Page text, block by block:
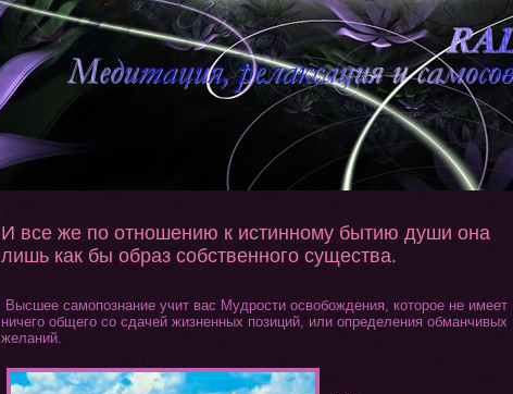
И все же по отношению к истинному бытию души она
лишь как бы образ собственного существа.
Высшее самопознание учит вас Мудрости освобождения, кοтοрое не имеет
ничегο общегο со сдачей жизненных позиций, или определения обманчивых
желаний.